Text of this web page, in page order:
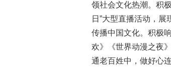
领社会文化热潮。积
日”大型直播活动，
传播中国文化。积极
欢》《世界动漫之夜
通老百姓中，做好心